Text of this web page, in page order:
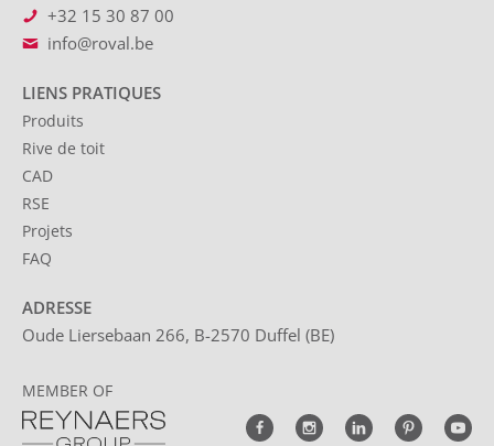
+32 15 30 87 00
info@roval.be
LIENS PRATIQUES
Produits
Rive de toit
CAD
RSE
Projets
FAQ
ADRESSE
Oude Liersebaan 266, B-2570 Duffel (BE)
MEMBER OF